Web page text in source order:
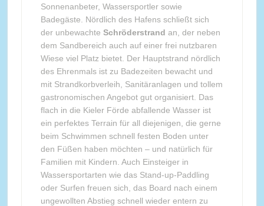
Sonnenanbeter, Wassersportler sowie
Badegäste. Nördlich des Hafens schließt sich
der unbewachte Schröderstrand an, der neben
dem Sandbereich auch auf einer frei nutzbaren
Wiese viel Platz bietet. Der Hauptstrand nördlich
des Ehrenmals ist zu Badezeiten bewacht und
mit Strandkorbverleih, Sanitäranlagen und tollem
gastronomischen Angebot gut organisiert. Das
flach in die Kieler Förde abfallende Wasser ist
ein perfektes Terrain für all diejenigen, die gerne
beim Schwimmen schnell festen Boden unter
den Füßen haben möchten – und natürlich für
Familien mit Kindern. Auch Einsteiger in
Wassersportarten wie das Stand-up-Paddling
oder Surfen freuen sich, das Board nach einem
ungewollten Abstieg schnell wieder entern zu